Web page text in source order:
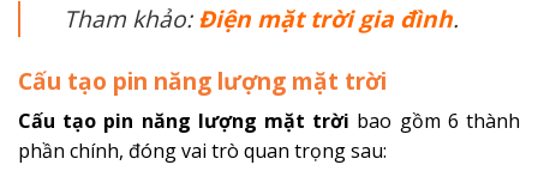
Tham khảo:Điện mặt trời gia đình.
Cấu tạo pin năng lượng mặt trời
Cấu tạo pin năng lượng mặt trời bao gồm 6 thành
phần chính, đóng vai trò quan trọng sau: